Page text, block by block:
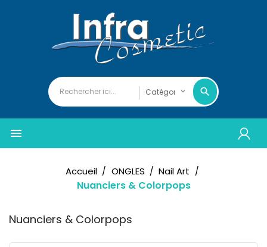

Accueil ONGLES Nail Art
Nuanciers & Colorpops
Nuanciers & Colorpops